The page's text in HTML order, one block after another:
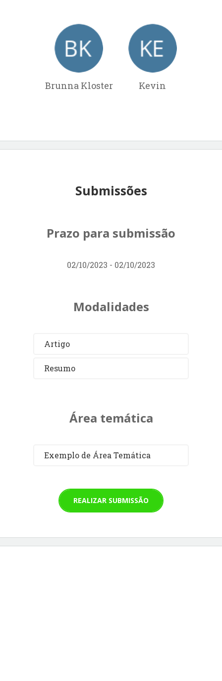
Brunna Kloster Kevin
Submissões
Prazo para submissão
02/10/2023 - 02/10/2023
Modalidades
Artigo
Resumo
Área temática
Exemplo de Área Temática
REALIZAR SUBMISSÃO